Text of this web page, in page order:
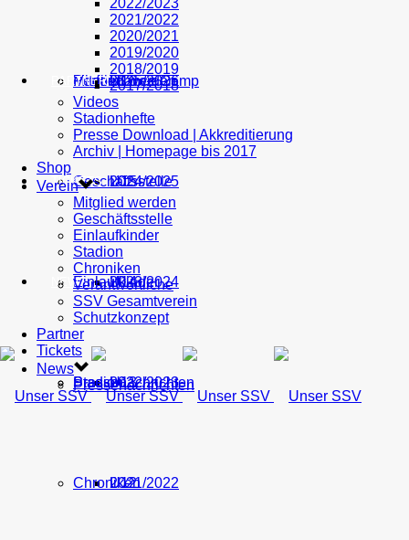
U16
U15
U14
U13
U12
Performance Camp
2025/2026
2024/2025
2023/2024
2022/2023
2021/2022
Mitglied werden
Geschäftsstelle
Einlaufkinder
Stadion
Chroniken
PARTNER
TICKETS
NEWS
Pressenachrichten
2022/2023
2021/2022
2020/2021
2019/2020
2018/2019
2017/2018
Videos
Stadionhefte
Presse Download | Akkreditierung
Archiv | Homepage bis 2017
Shop
Verein
Mitglied werden
Geschäftsstelle
Einlaufkinder
Stadion
Chroniken
Verantwortliche
SSV Gesamtverein
Schutzkonzept
Partner
Tickets
News
Pressenachrichten